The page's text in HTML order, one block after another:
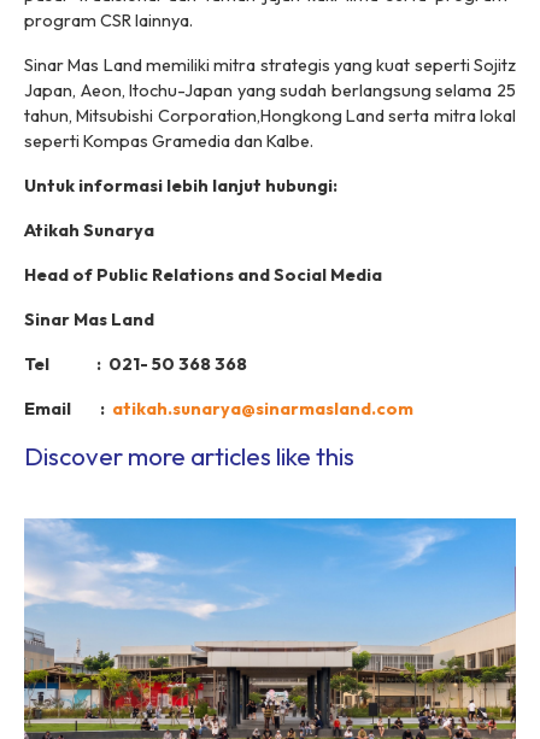
program CSR lainnya.
Sinar Mas Land memiliki mitra strategis yang kuat seperti Sojitz
Japan, Aeon, Itochu-Japan yang sudah berlangsung selama 25
tahun, Mitsubishi Corporation,Hongkong Land serta mitra lokal
seperti Kompas Gramedia dan Kalbe.
Untuk informasi lebih lanjut hubungi:
Atikah Sunarya
Head of Public Relations and Social Media
Sinar Mas Land
Tel : 021- 50 368 368
Email : atikah.sunarya@sinarmasland.com
Discover more articles like this